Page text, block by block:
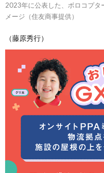
2023年に公表した、ボロコプタ
メージ（住友商事提供）
（藤原秀行）